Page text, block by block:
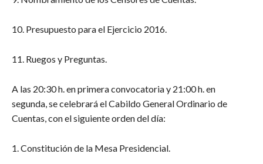
10. Presupuesto para el Ejercicio 2016.
11. Ruegos y Preguntas.
A las 20:30 h. en primera convocatoria y 21:00 h. en
segunda, se celebrará el Cabildo General Ordinario de
Cuentas, con el siguiente orden del día:
1. Constitución de la Mesa Presidencial.